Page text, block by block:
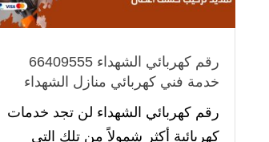
رقم كهربائي الشهداء 66409555
خدمة فني كهربائي منازل الشهداء
رقم كهربائي الشهداء لن تجد خدمات
كهربائية أكثر شمولاً من تلك التي